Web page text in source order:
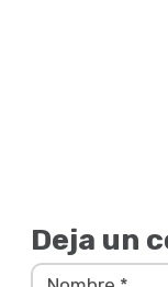
Deja un